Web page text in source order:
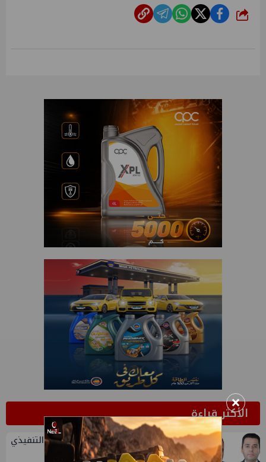
شارك
الأكثر قراءة
تعيين أحمد شتا ووليد أنور نائبين للرئيس التنفيذي
للهيئة
×